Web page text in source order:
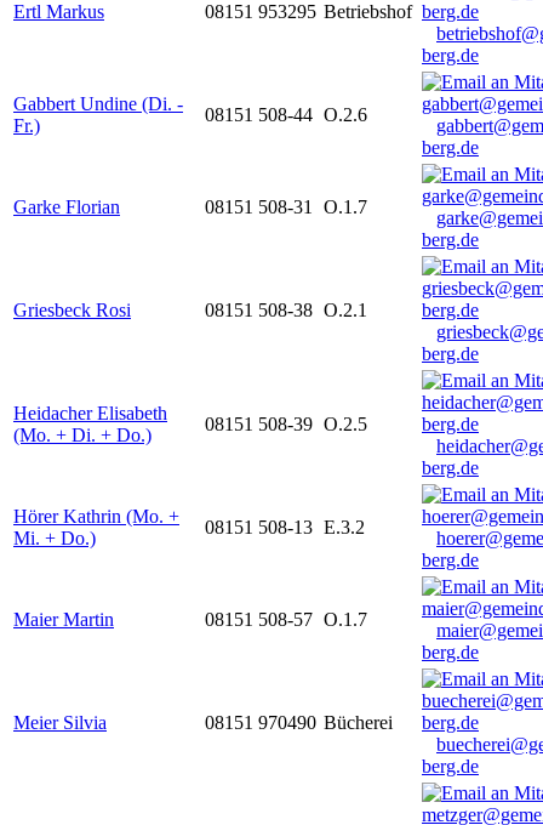
Ertl Markus 08151 953295 Betriebshof
berg.de
Gabbert Undine (Di. -
Fr.)
08151 508-44 O.2.6
berg.de
Garke Florian 08151 508-31 O.1.7
berg.de
Griesbeck Rosi 08151 508-38 O.2.1
berg.de
Heidacher Elisabeth
(Mo. + Di. + Do.)
08151 508-39 O.2.5
berg.de
Hörer Kathrin (Mo. +
Mi. + Do.)
08151 508-13 E.3.2
berg.de
Maier Martin 08151 508-57 O.1.7
berg.de
Meier Silvia 08151 970490 Bücherei
berg.de